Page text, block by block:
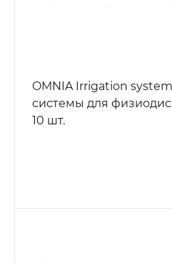
OMNIA Irrigation
системы для
10 шт.